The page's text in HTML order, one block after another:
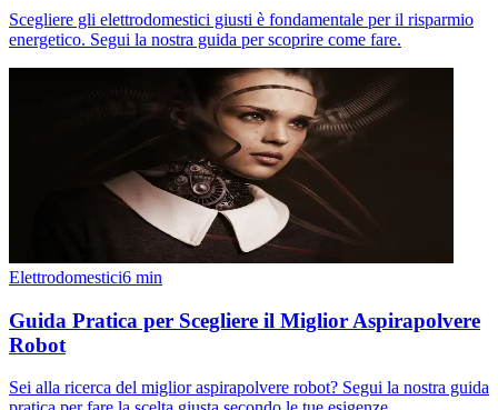
Scegliere gli elettrodomestici giusti è fondamentale per il risparmio
energetico. Segui la nostra guida per scoprire come fare.
Elettrodomestici6 min
Guida Pratica per Scegliere il Miglior Aspirapolvere
Robot
Sei alla ricerca del miglior aspirapolvere robot? Segui la nostra guida